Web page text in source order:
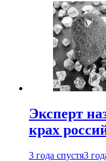
Эксперт
крах
3 года спустя3